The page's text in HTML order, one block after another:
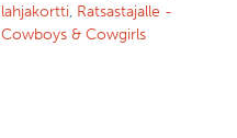
lahjakortti, Ratsastajalle -
Cowboys & Cowgirls